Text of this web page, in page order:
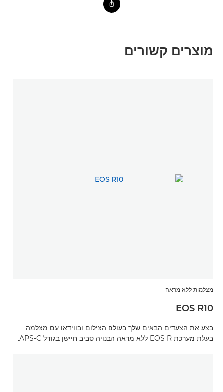
מוצרים קשורים
מצלמות ללא מראה
EOS R10
בצע את הצעדים הבאים שלך בעולם הצילום ובווידאו עם מצלמה
בעלת מערכת EOS R ללא מראה הבנויה סביב חיישן בגודל APS-C.